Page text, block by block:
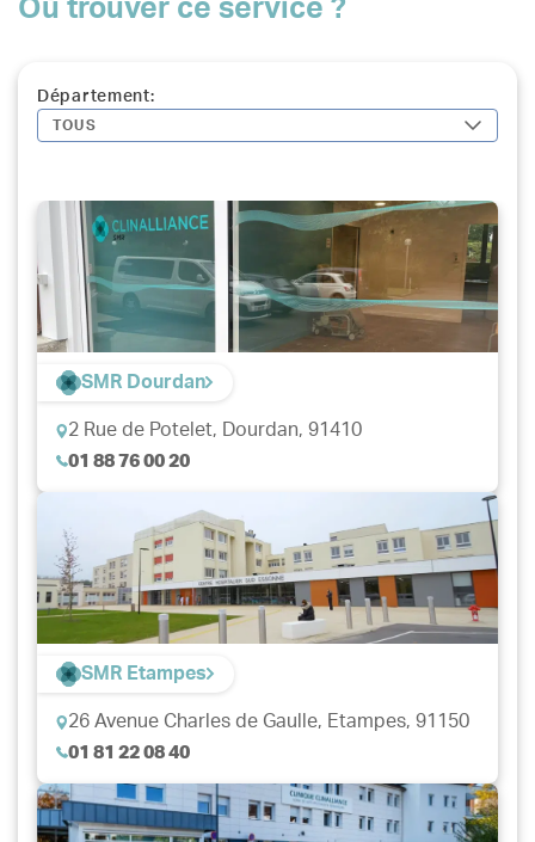
Où trouver ce service ?
Département:
TOUS
SMR Dourdan
2 Rue de Potelet,
Dourdan, 91410
01 88 76 00 20
SMR Etampes
26 Avenue Charles de Gaulle, Etampes, 91150
01 81 22 08 40